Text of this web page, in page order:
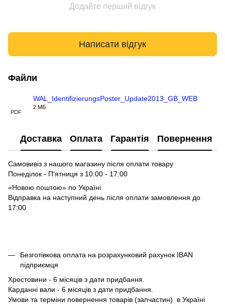
Додайте перший відгук
Написати відгук
Файли
PDF
WAL_IdentifizierungsPoster_Update2013_GB_WEB
2 МБ
Доставка Оплата Гарантія Повернення
Самовивіз з нашого магазину після оплати товару
Понеділок - П'ятниця з 10:00 - 17:00
«Новою поштою» по Україні
Відправка на наступний день після оплати замовлення до
17:00
Безготівкова оплата на розрахунковий рахунок IBAN
підприємця
Хрестовини - 6 місяців з дати придбання.
Карданні вали - 6 місяців з дати придбання.
Умови та терміни повернення товарів (запчастин) в Україні